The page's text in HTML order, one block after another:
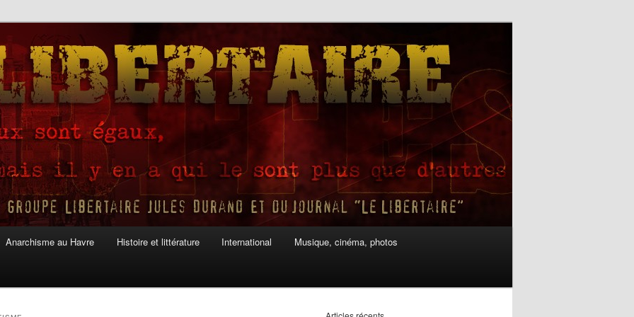
Anarchisme au Havre Histoire et littérature International Musique, cinéma, photos